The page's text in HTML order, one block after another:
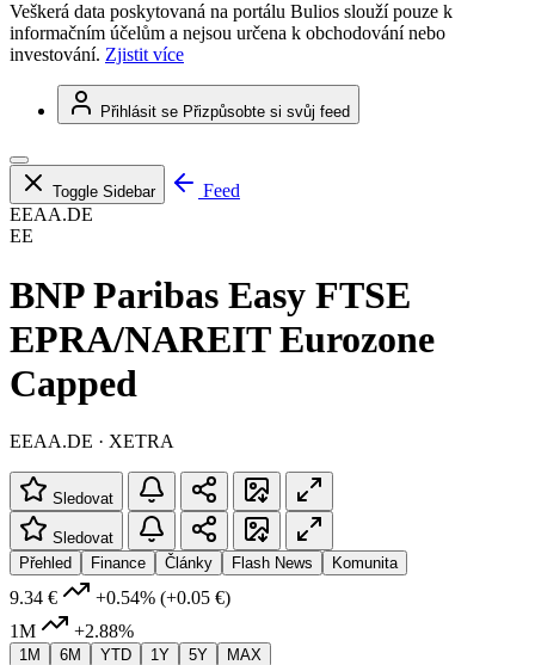
Veškerá data poskytovaná na portálu Bulios slouží pouze k
informačním účelům a nejsou určena k obchodování nebo
investování. Zjistit více
Přihlásit se Přizpůsobte si svůj feed
Toggle Sidebar
Feed
EEAA.DE
EE
BNP Paribas Easy FTSE
EPRA/NAREIT Eurozone
Capped
EEAA.DE · XETRA
Sledovat
Sledovat
Přehled
Finance Články Flash News Komunita
9.34 € +0.54% (+0.05 €)
1M
+2.88%
1M 6M YTD 1Y 5Y MAX